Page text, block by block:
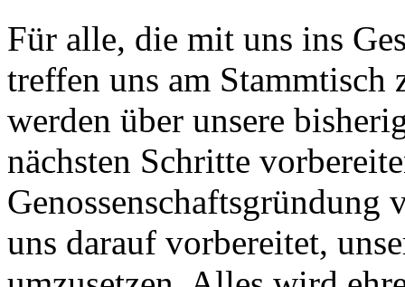
Für alle, die mit uns ins
treffen uns am
werden über unsere
nächsten Schritte
uns darauf vorbereitet,